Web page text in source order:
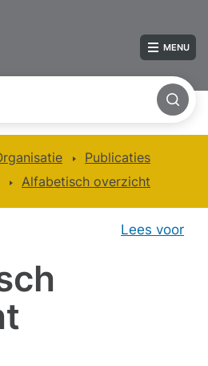
MENU
Publicaties
Alfabetisch overzicht
Lees voor